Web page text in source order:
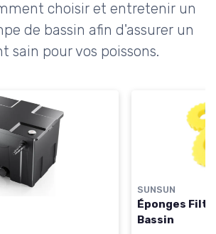
choisir et entretenir un
de bassin afin d'assurer un
sain pour vos poissons.
SUNSUN
Éponges
Bassin